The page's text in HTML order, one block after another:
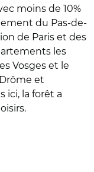
moins de 10%
du Pas-de-
de Paris et des
les
Vosges et le
et
ici, la forêt a